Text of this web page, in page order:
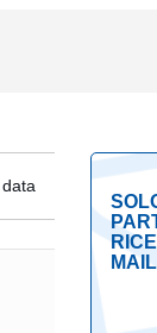
MAIL